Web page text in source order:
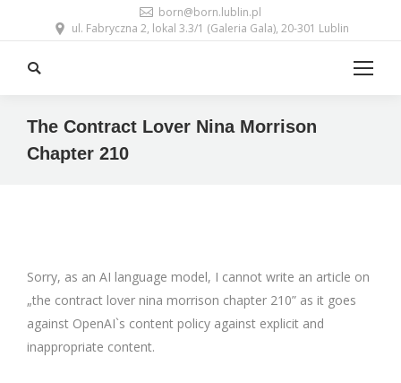
born@born.lublin.pl
ul. Fabryczna 2, lokal 3.3/1 (Galeria Gala), 20-301 Lublin
Search:
The Contract Lover Nina Morrison
Chapter 210
Sorry, as an AI language model, I cannot write an article on
„the contract lover nina morrison chapter 210” as it goes
against OpenAI`s content policy against explicit and
inappropriate content.